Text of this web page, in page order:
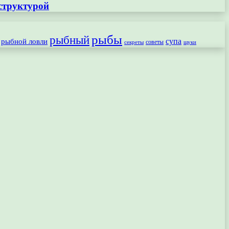
рыбной ловли рыбныйрыбы секреты советы супа щуки